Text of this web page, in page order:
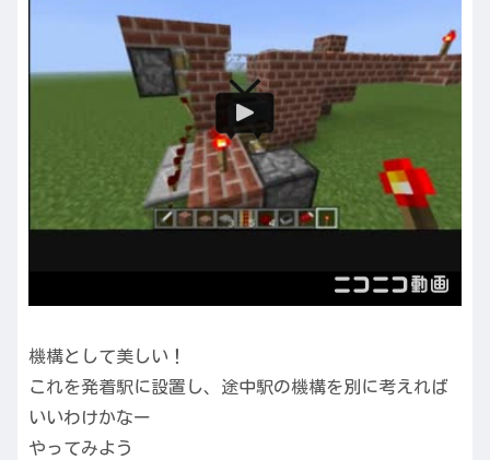
機構として美しい！
これを発着駅に設置し、途中駅の機構を別に考えれば
いいわけかなー
やってみよう